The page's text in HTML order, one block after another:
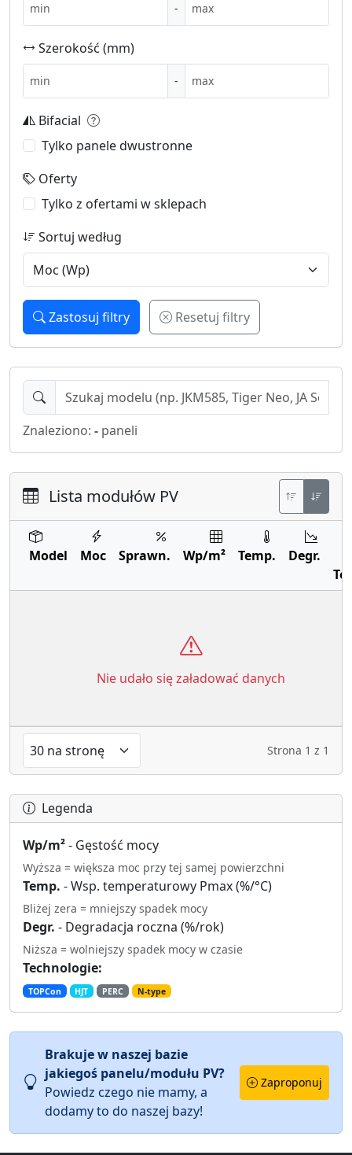
-
Szerokość (mm)
-
Bifacial
Tylko panele dwustronne
Oferty
Tylko z ofertami w sklepach
Sortuj według
Zastosuj filtry Resetuj filtry
Znaleziono: - paneli
Lista modułów PV
Model Moc Sprawn. Wp/m² Temp.
Degr.
Nie udało się załadować danych
Strona 1 z 1
Legenda
Wp/m²- Gęstość mocy
Wyższa = większa moc przy tej samej powierzchni
Temp. - Wsp. temperaturowy Pmax (%/°C)
Bliżej zera = mniejszy spadek mocy
Degr. - Degradacja roczna (%/rok)
Niższa = wolniejszy spadek mocy w czasie
Technologie:
TOPCon HJT PERC N-type
Brakuje w naszej bazie
jakiegoś panelu/modułu PV?
Powiedz czego nie mamy, a
dodamy to do naszej bazy!
Zaproponuj